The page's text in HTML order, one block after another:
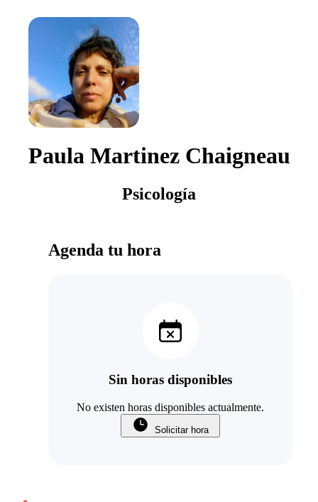
Paula Martinez Chaigneau
Psicología
Agenda tu hora
Sin horas disponibles
No existen horas disponibles actualmente.
Solicitar hora